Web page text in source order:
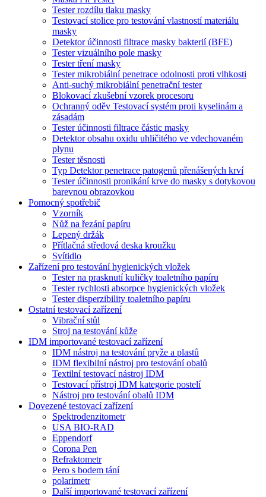
Tester rozdílu tlaku masky
Testovací stolice pro testování vlastností materiálu
masky
Detektor účinnosti filtrace masky bakterií (BFE)
Tester vizuálního pole masky
Tester tření masky
Tester mikrobiální penetrace odolnosti proti vlhkosti
Anti-suchý mikrobiální penetrační tester
Blokovací zkušební vzorek procesoru
Ochranný oděv Testovací systém proti kyselinám a
zásadám
Tester účinnosti filtrace částic masky
Detektor obsahu oxidu uhličitého ve vdechovaném
plynu
Tester těsnosti
Typ Detektor penetrace patogenů přenášených krví
Tester účinnosti pronikání krve do masky s dotykovou
barevnou obrazovkou
Pomocný spotřebič
Vzorník
Nůž na řezání papíru
Lepený držák
Přítlačná středová deska kroužku
Svítidlo
Zařízení pro testování hygienických vložek
Tester na prasknutí kuličky toaletního papíru
Tester rychlosti absorpce hygienických vložek
Tester disperzibility toaletního papíru
Ostatní testovací zařízení
Vibrační stůl
Stroj na testování kůže
IDM importované testovací zařízení
IDM nástroj na testování pryže a plastů
IDM flexibilní nástroj pro testování obalů
Textilní testovací nástroj IDM
Testovací přístroj IDM kategorie postelí
Nástroj pro testování obalů IDM
Dovezené testovací zařízení
Spektrodenzitometr
USA BIO-RAD
Eppendorf
Corona Pen
Refraktometr
Pero s bodem tání
polarimetr
Další importované testovací zařízení